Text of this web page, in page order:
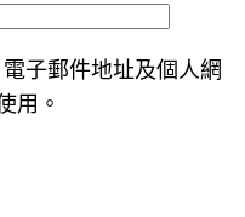
子郵件地址及個人網
用。